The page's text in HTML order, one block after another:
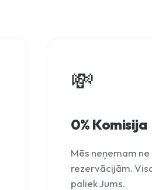
💸
0% Komisija
Mēs neņemam ne
rezervācijām.
paliek Jums.